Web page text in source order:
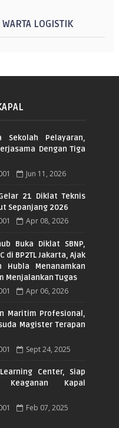
LOGISTIK
Sekolah Pelayaran,
Dengan Tiga
Jun 11, 2026
21 Diklat Teknis
Sepanjang 2026
Apr 08, 2026
Buka Diklat SBNP,
di BP2TL Jakarta, Ajak
Hubla Menanamkan
Menjalankan Tugas
Apr 06, 2026
Maritim Profesional,
Magister Terapan
Sept 24, 2025
Center, Siap
Kapal
Feb 07, 2025